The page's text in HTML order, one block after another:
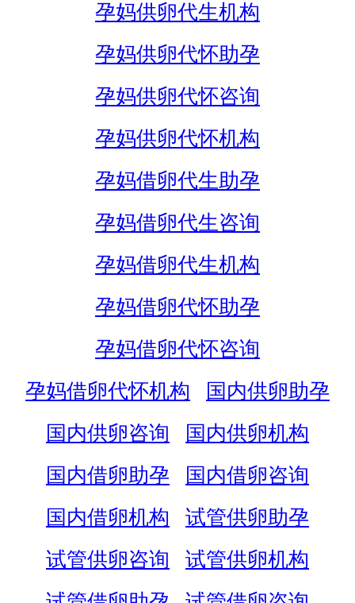
孕妈供卵代生机构
孕妈供卵代怀助孕
孕妈供卵代怀咨询
孕妈供卵代怀机构
孕妈借卵代生助孕
孕妈借卵代生咨询
孕妈借卵代生机构
孕妈借卵代怀助孕
孕妈借卵代怀咨询
孕妈借卵代怀机构
国内供卵助孕
国内供卵咨询
国内供卵机构
国内借卵助孕
国内借卵咨询
国内借卵机构
试管供卵助孕
试管供卵咨询
试管供卵机构